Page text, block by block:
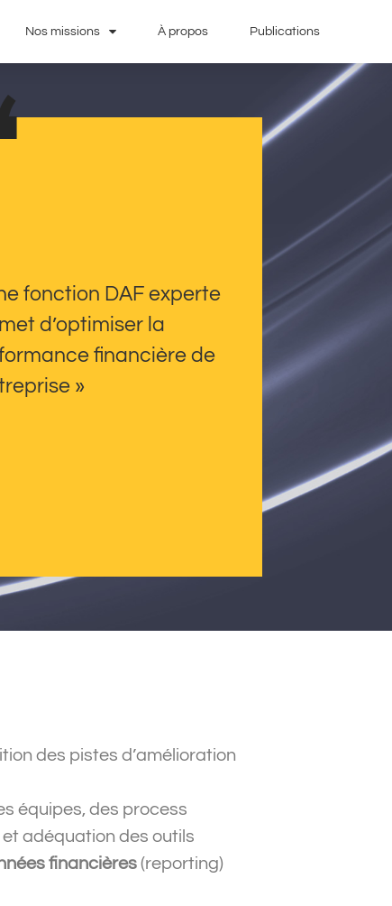
Nos missions À propos Publications
fonction DAF experte
d’optimiser la
financière de
»
des pistes d’amélioration
équipes, des process
adéquation des outils
financières (reporting)